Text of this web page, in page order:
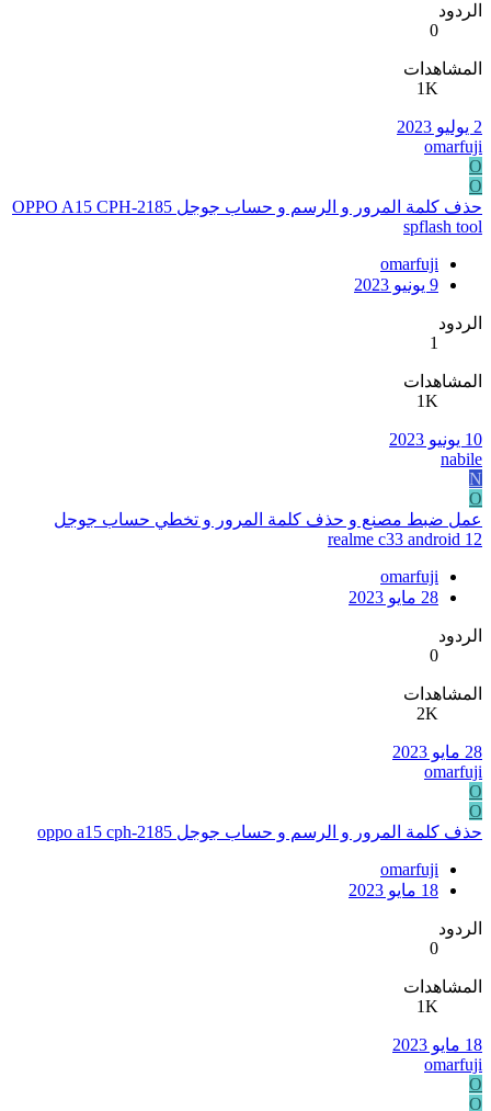
الردود
0
المشاهدات
1K
2 يوليو 2023
omarfuji
O
O
حذف كلمة المرور و الرسم و حساب جوجل OPPO A15 CPH-2185
spflash tool
omarfuji
9 يونيو 2023
الردود
1
المشاهدات
1K
10 يونيو 2023
nabile
N
O
عمل ضبط مصنع و حذف كلمة المرور و تخطي حساب جوجل
realme c33 android 12
omarfuji
28 مايو 2023
الردود
0
المشاهدات
2K
28 مايو 2023
omarfuji
O
O
حذف كلمة المرور و الرسم و حساب جوجل oppo a15 cph-2185
omarfuji
18 مايو 2023
الردود
0
المشاهدات
1K
18 مايو 2023
omarfuji
O
O